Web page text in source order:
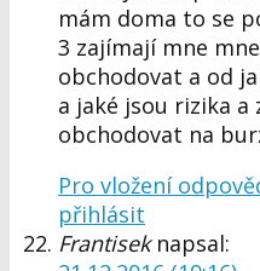
mám doma to se
3 zajímají mne
obchodovat a od
a jaké jsou rizika
obchodovat na
Pro vložení
přihlásit
Frantisek napsal: